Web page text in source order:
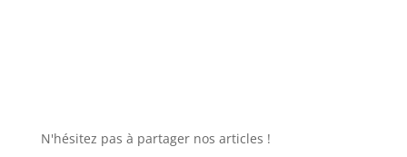
N'hésitez pas à partager nos articles !